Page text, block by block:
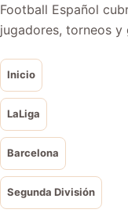
Football Español
jugadores, torneos y
Inicio
LaLiga
Barcelona
Segunda División